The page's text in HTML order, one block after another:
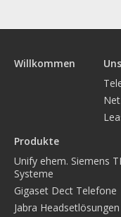
Systemtelefone
Systemtelefone
Gigaset Dect
Behnke
C4B (XPhone) UC
Willkommen
Produkte
Unify ehem. Siemens
Systeme
Gigaset Dect Telefone
Jabra Headsetlösungen